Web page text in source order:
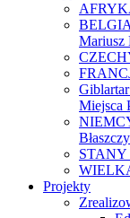
Mariusz
Miejsca
STANY
Projekty